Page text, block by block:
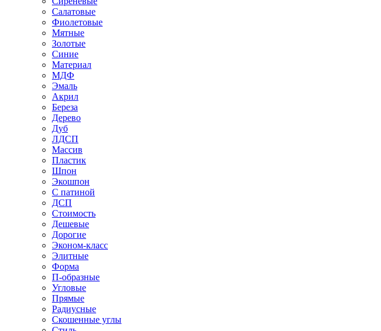
Салатовые
Фиолетовые
Мятные
Золотые
Синие
Материал
МДФ
Эмаль
Акрил
Береза
Дерево
Дуб
ЛДСП
Массив
Пластик
Шпон
Экошпон
С патиной
ДСП
Стоимость
Дешевые
Дорогие
Эконом-класс
Элитные
Форма
П-образные
Угловые
Прямые
Радиусные
Скошенные углы